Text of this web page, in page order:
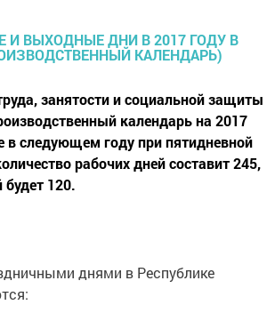
занятости и социальной защиты
календарь на 2017
в следующем году при пятидневной
рабочих дней составит 245,
120.
днями в Республике